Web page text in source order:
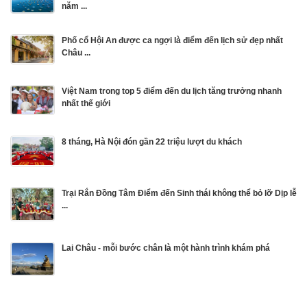
năm ...
Phố cổ Hội An được ca ngợi là điểm đến lịch sử đẹp nhất
Châu ...
Việt Nam trong top 5 điểm đến du lịch tăng trưởng nhanh
nhất thế giới
8 tháng, Hà Nội đón gần 22 triệu lượt du khách
Trại Rắn Đồng Tâm Điểm đến Sinh thái không thể bỏ lỡ Dịp lễ
...
Lai Châu - mỗi bước chân là một hành trình khám phá